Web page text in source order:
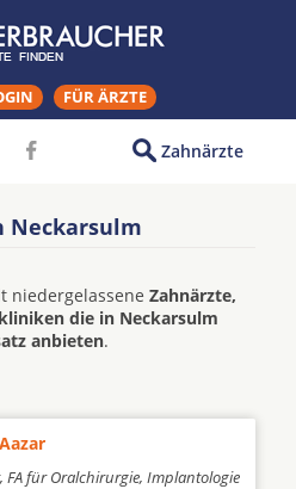
FÜR ÄRZTE
Zahnärzte
Neckarsulm
niedergelassene Zahnärzte,
die in Neckarsulm
anbieten.
FA für Oralchirurgie, Implantologie